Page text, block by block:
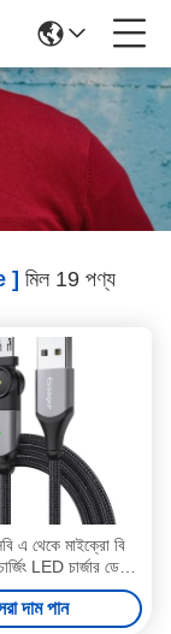
] মিল 19 পণ্য
এ থেকে মাইক্রো বি
LED চার্জার ডেটা
ঘোরান
দাম পান